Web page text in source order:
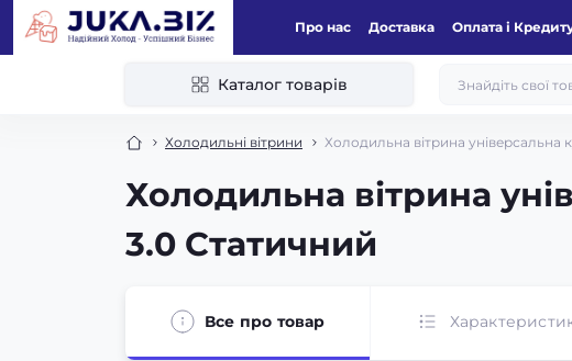
Про нас Доставка Оплата і
Каталог товарів
Холодильні вітрини Холодильна вітрина універсальна
Холодильна вітрина
3.0 Статичний
Все про товар